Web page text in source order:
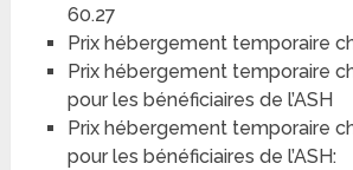
60.27
Prix hébergement temporaire
Prix hébergement temporaire
pour les bénéficiaires de l’ASH
Prix hébergement temporaire
pour les bénéficiaires de l’ASH: